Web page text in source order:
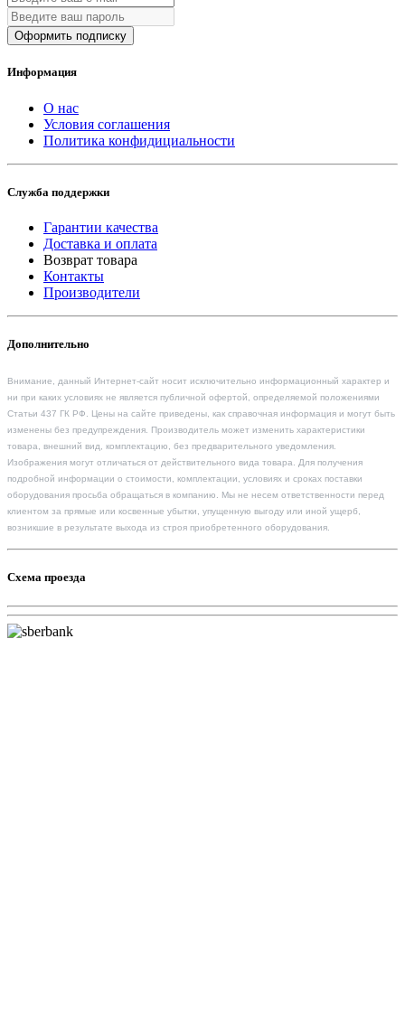
Оформить подписку
Информация
О нас
Условия соглашения
Политика конфидициальности
Служба поддержки
Гарантии качества
Доставка и оплата
Возврат товара
Контакты
Производители
Дополнительно
Внимание, данный Интернет-сайт носит исключительно информационный характер и
ни при каких условиях не является публичной офертой, определяемой положениями
Статьи 437 ГК РФ. Цены на сайте приведены, как справочная информация и могут быть
изменены без предупреждения. Производитель может изменить характеристики
товара, внешний вид, комплектацию, без предварительного уведомления.
Изображения могут отличаться от действительного вида товара. Для получения
подробной информации о стоимости, комплектации, условиях и сроках поставки
оборудования просьба обращаться в компанию. Мы не несем ответственности перед
клиентом за прямые или косвенные убытки, упущенную выгоду или иной ущерб,
возникшие в результате выхода из строя приобретенного оборудования.
Схема проезда